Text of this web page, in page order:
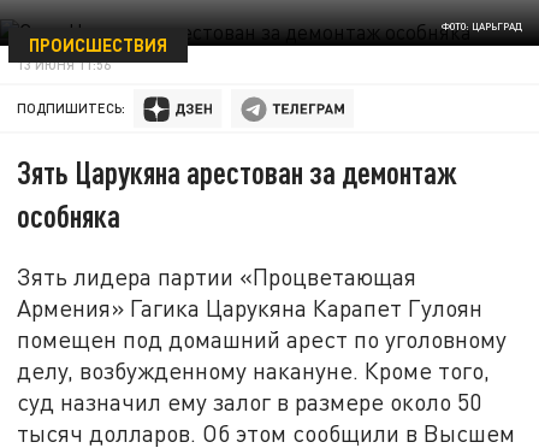
ФОТО: ЦАРЬГРАД
ПРОИСШЕСТВИЯ
13 ИЮНЯ 11:56
ПОДПИШИТЕСЬ:
Зять Царукяна арестован за демонтаж
особняка
Зять лидера партии «Процветающая
Армения» Гагика Царукяна Карапет Гулоян
помещен под домашний арест по уголовному
делу, возбужденному накануне. Кроме того,
суд назначил ему залог в размере около 50
тысяч долларов. Об этом сообщили в Высшем